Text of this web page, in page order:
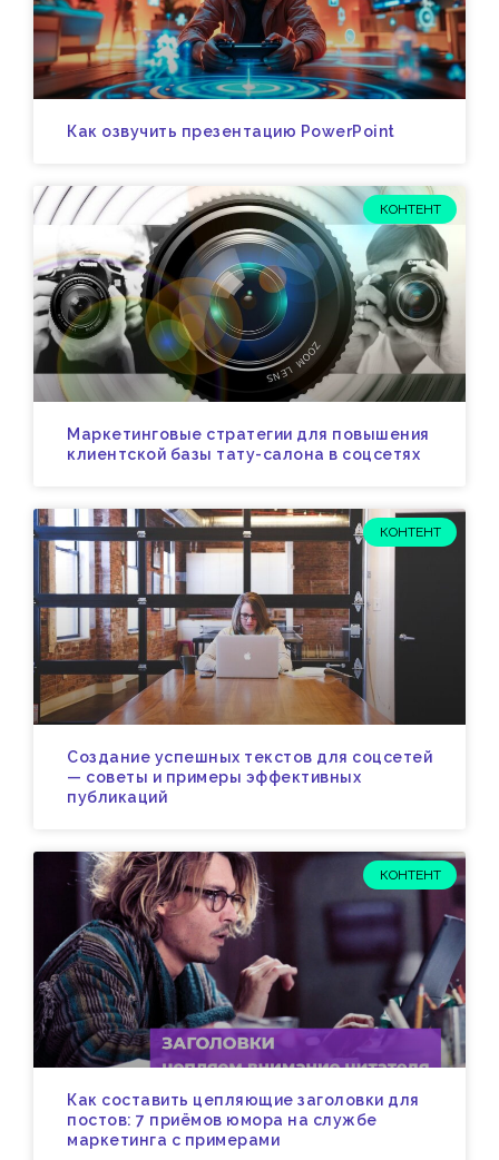
Как озвучить презентацию PowerPoint
КОНТЕНТ
Маркетинговые стратегии для повышения
клиентской базы тату-салона в соцсетях
КОНТЕНТ
Создание успешных текстов для соцсетей
— советы и примеры эффективных
публикаций
КОНТЕНТ
Как составить цепляющие заголовки для
постов: 7 приёмов юмора на службе
маркетинга с примерами